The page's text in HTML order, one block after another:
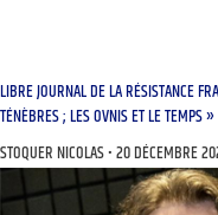
LIBRE JOURNAL DE LA RÉSISTANCE
TÉNÈBRES ; LES OVNIS ET LE TEMPS »
STOQUER NICOLAS 20 DÉCEMBRE